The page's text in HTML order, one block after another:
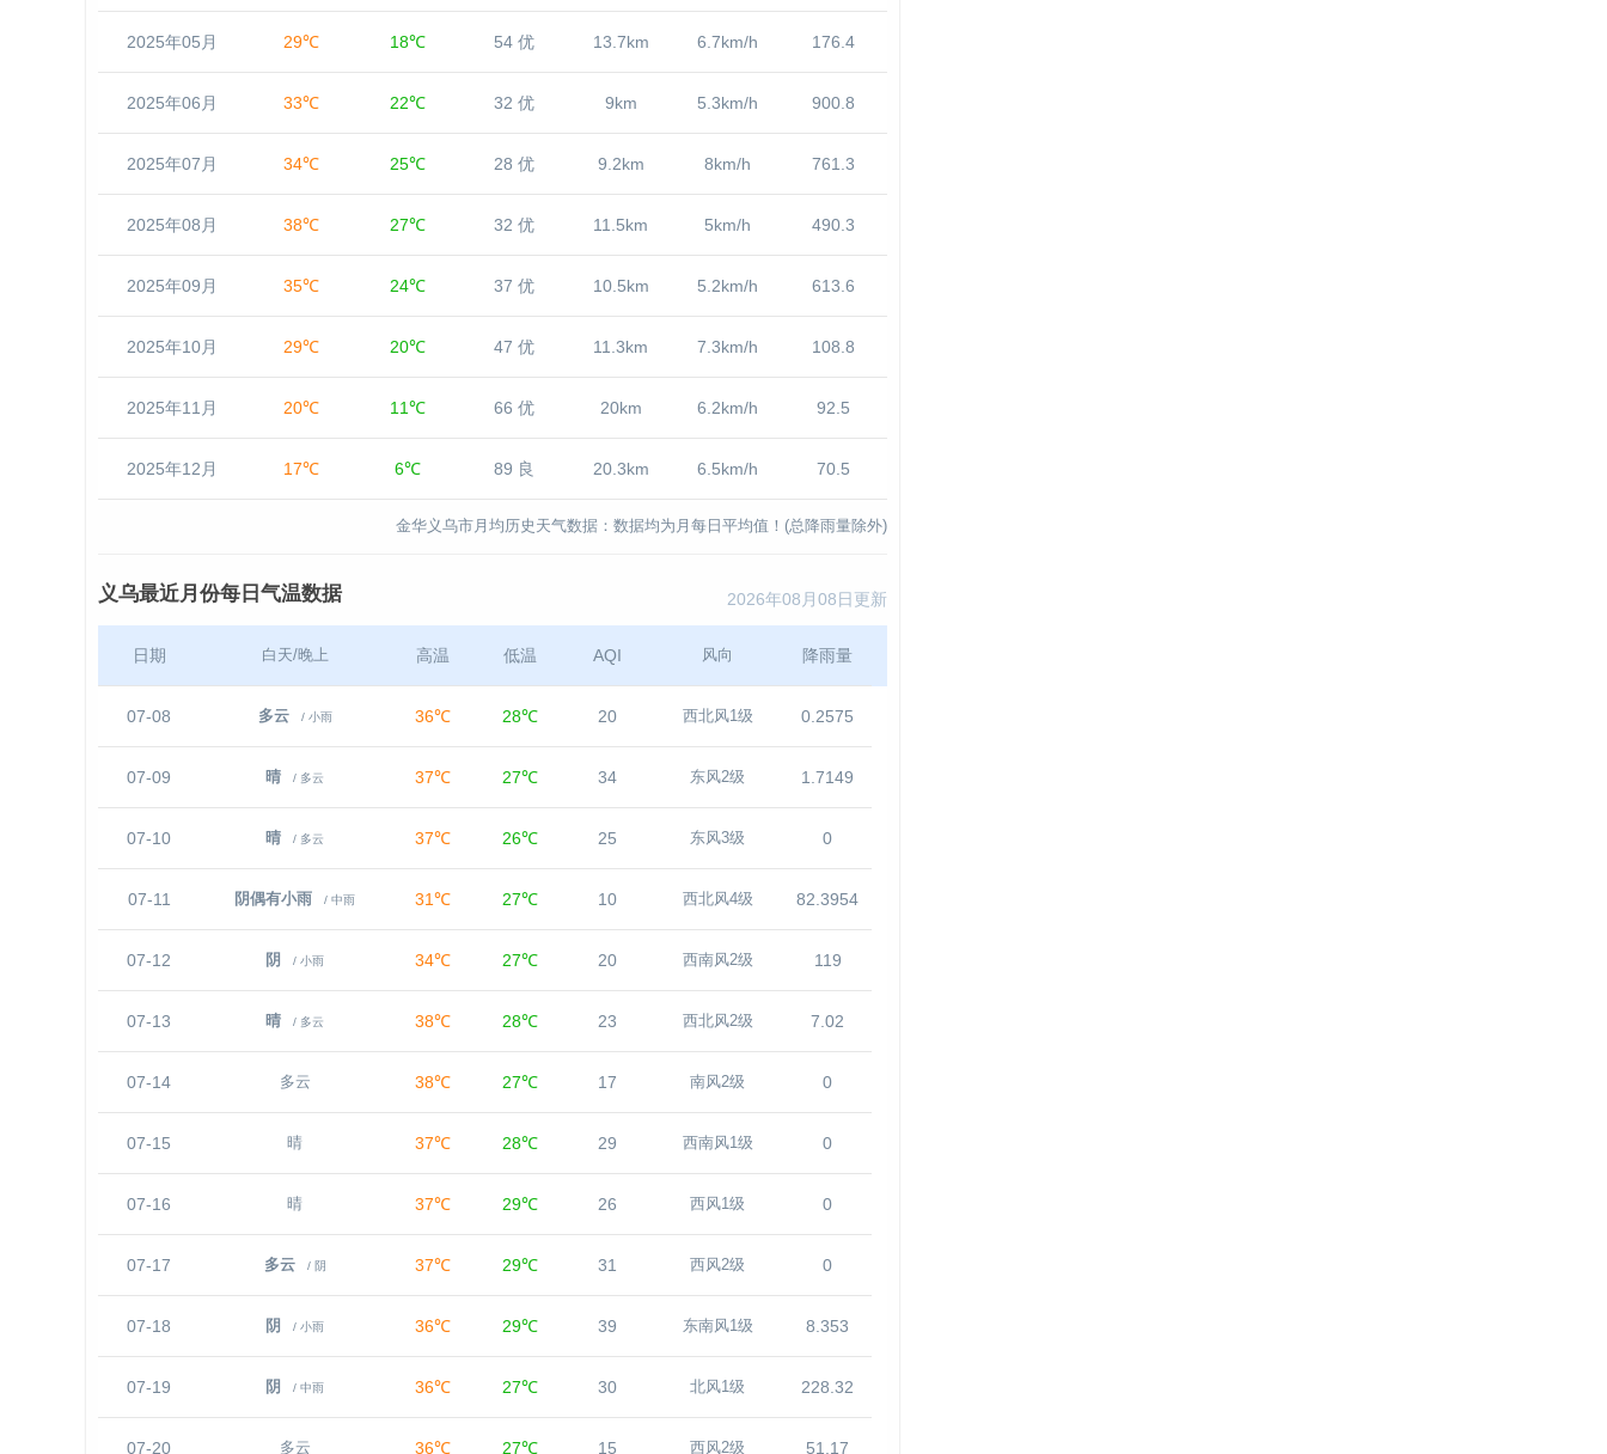
2025年05月 29℃ 18℃ 54 优 13.7km 6.7km/h 176.4
2025年06月 33℃ 22℃ 32 优 9km 5.3km/h 900.8
2025年07月 34℃ 25℃ 28 优 9.2km 8km/h 761.3
2025年08月 38℃ 27℃ 32 优 11.5km 5km/h 490.3
2025年09月 35℃ 24℃ 37 优 10.5km 5.2km/h 613.6
2025年10月 29℃ 20℃ 47 优 11.3km 7.3km/h 108.8
2025年11月 20℃ 11℃ 66 优 20km 6.2km/h 92.5
2025年12月 17℃ 6℃ 89 良 20.3km 6.5km/h 70.5
金华义乌市月均历史天气数据：数据均为月每日平均值！(总降雨量除外)
2026年08月08日更新
义乌最近月份每日气温数据
日期 白天/晚上 高温 低温 AQI 风向 降雨量
07-08 多云 / 小雨 36℃ 28℃ 20 西北风1级 0.2575
07-09 晴 / 多云 37℃ 27℃ 34 东风2级 1.7149
07-10 晴 / 多云 37℃ 26℃ 25 东风3级 0
07-11 阴偶有小雨 / 中雨 31℃ 27℃ 10 西北风4级 82.3954
07-12 阴 / 小雨 34℃ 27℃ 20 西南风2级 119
07-13 晴 / 多云 38℃ 28℃ 23 西北风2级 7.02
07-14 多云 38℃ 27℃ 17 南风2级 0
07-15 晴 37℃ 28℃ 29 西南风1级 0
07-16 晴 37℃ 29℃ 26 西风1级 0
07-17 多云 / 阴 37℃ 29℃ 31 西风2级 0
07-18 阴 / 小雨 36℃ 29℃ 39 东南风1级 8.353
07-19 阴 / 中雨 36℃ 27℃ 30 北风1级 228.32
07-20 多云 36℃ 27℃ 15 西风2级 51.17